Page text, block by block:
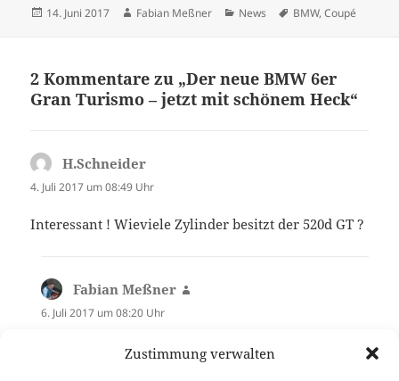
Zustimmung verwalten
Veröffentlicht
14. Juni 2017 Autor
Fabian Meßner Kategorien
News Schlagwörter
BMW,Coupé
2 Kommentare zu „Der neue BMW 6er
Gran Turismo – jetzt mit schönem Heck“
H.Schneider
4. Juli 2017 um 08:49 Uhr
Interessant ! Wieviele Zylinder besitzt der 520d GT ?
Fabian Meßner
6. Juli 2017 um 08:20 Uhr
Ist ein Vierzylinder-Turbo.